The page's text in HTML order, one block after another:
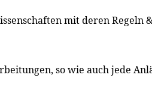
mit deren Regeln
so wie auch jede